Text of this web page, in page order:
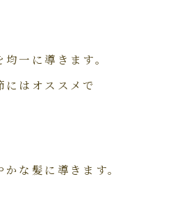
一に導きます。
はオススメで
な髪に導きます。